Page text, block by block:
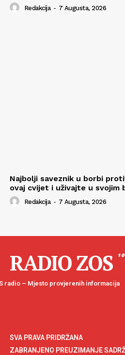
Redakcija - 7 Augusta, 2026
Najbolji saveznik u borbi
ovaj cvijet i uživajte u svojim
Redakcija - 7 Augusta, 2026
RADIO ZOS
radio – Mjesto provjerenih informacija
SVA PRAVA PRIDRŽANA
ZABRANJENO PREUZIMANJE